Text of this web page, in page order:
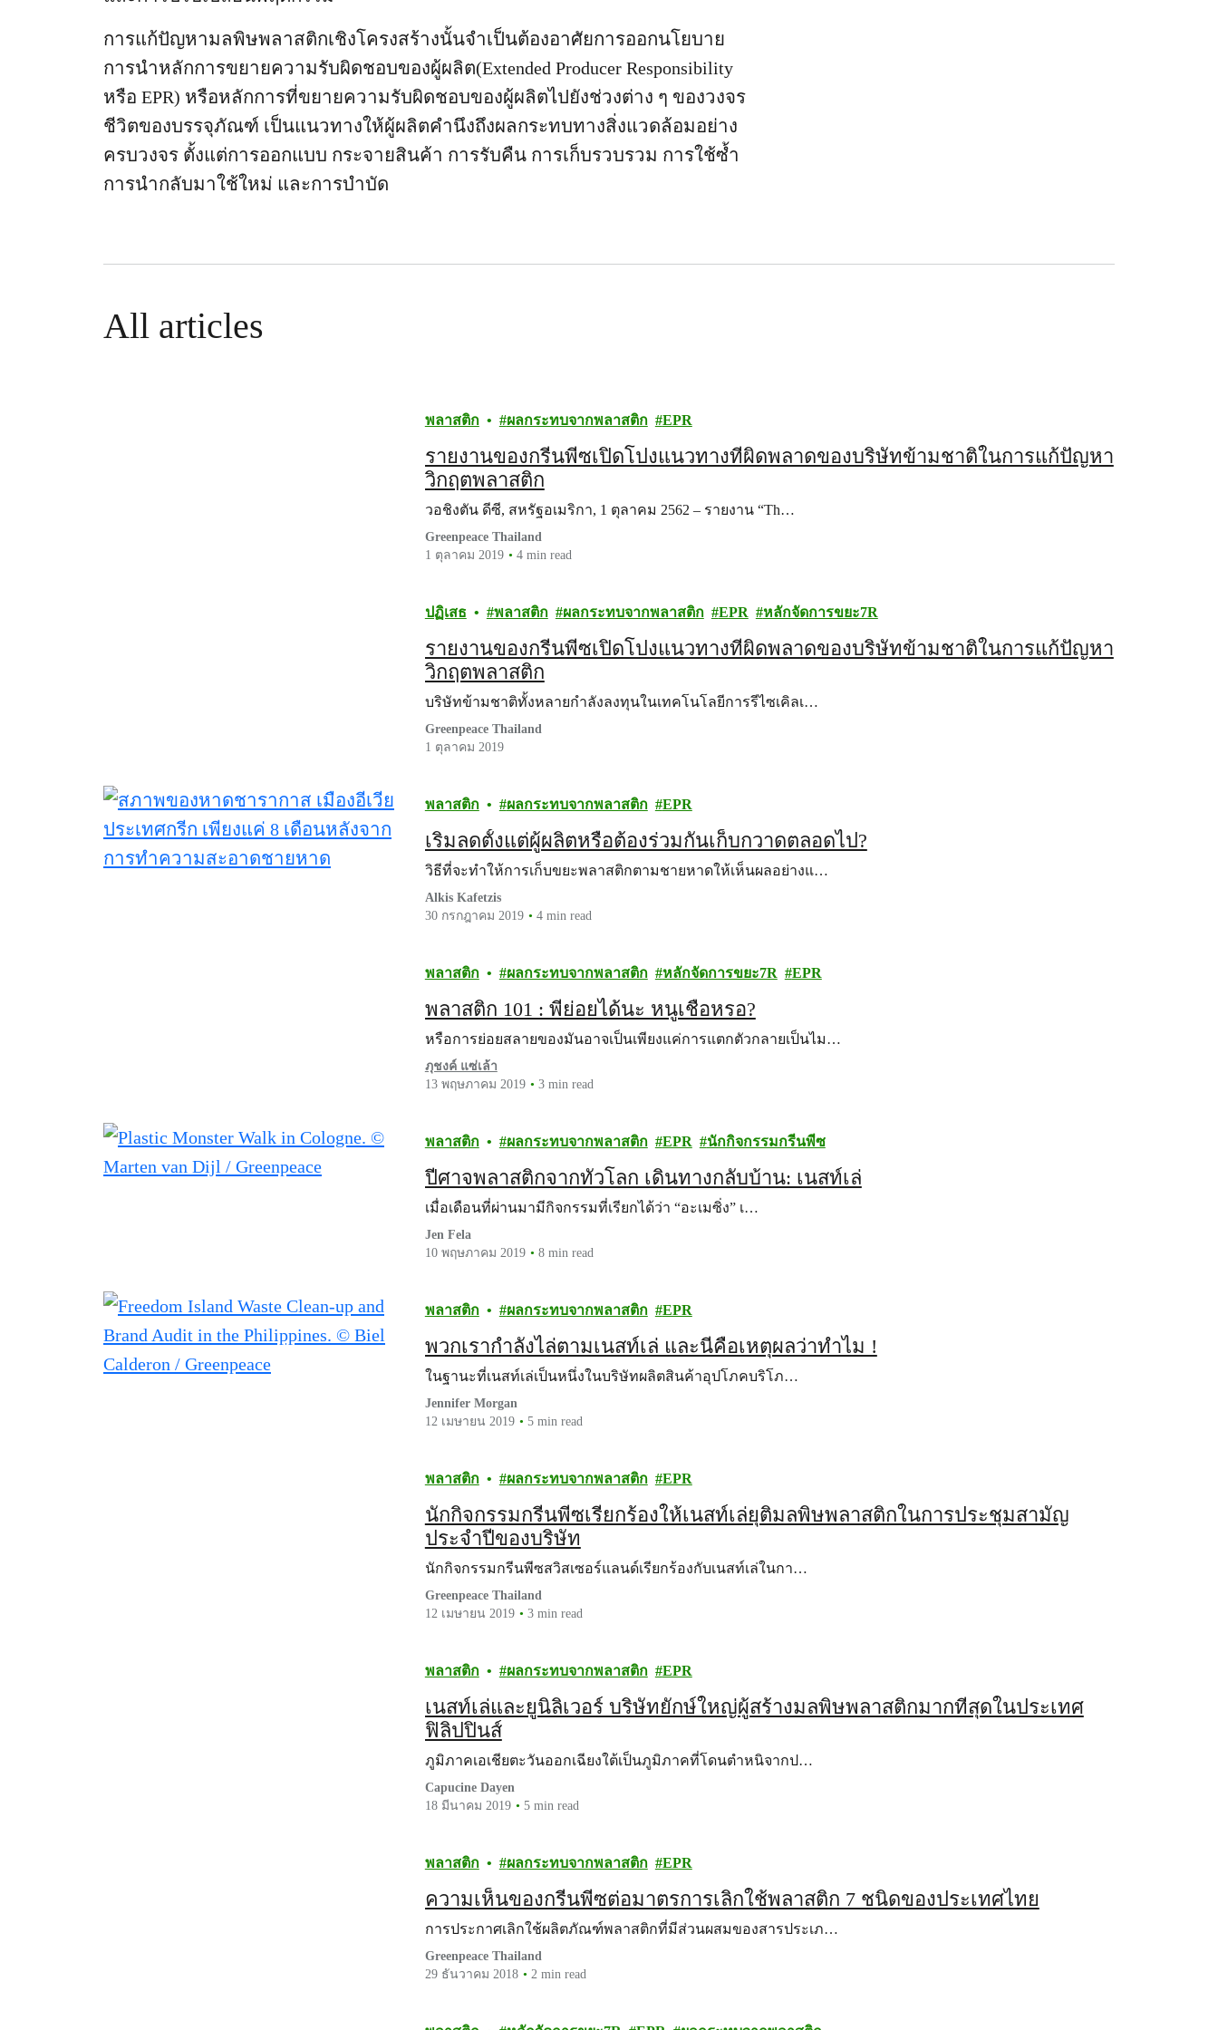
การแก้ปัญหามลพิษพลาสติกเชิงโครงสร้างนั้นจำเป็นต้องอาศัยการออกนโยบาย
การนำหลักการขยายความรับผิดชอบของผู้ผลิต(Extended Producer Responsibility
หรือ EPR) หรือหลักการที่ขยายความรับผิดชอบของผู้ผลิตไปยังช่วงต่าง ๆ ของวงจร
ชีวิตของบรรจุภัณฑ์ เป็นแนวทางให้ผู้ผลิตคำนึงถึงผลกระทบทางสิ่งแวดล้อมอย่าง
ครบวงจร ตั้งแต่การออกแบบ กระจายสินค้า​ การรับคืน การเก็บรวบรวม การใช้ซ้ำ
การนำกลับมาใช้ใหม่ และการบำบัด
All articles
พลาสติก ผลกระทบจากพลาสติก EPR
รายงานของกรีนพีซเปิดโปงแนวทางที่ผิดพลาดของบริษัทข้ามชาติในการแก้ปัญหา
วิกฤตพลาสติก
วอชิงตัน ดีซี, สหรัฐอเมริกา, 1 ตุลาคม 2562 – รายงาน “Th…
Greenpeace Thailand
1 ตุลาคม 2019
4 min read
ปฏิเสธ พลาสติก ผลกระทบจากพลาสติก EPR หลักจัดการขยะ7R
รายงานของกรีนพีซเปิดโปงแนวทางที่ผิดพลาดของบริษัทข้ามชาติในการแก้ปัญหา
วิกฤตพลาสติก
บริษัทข้ามชาติทั้งหลายกำลังลงทุนในเทคโนโลยีการรีไซเคิลเ…
Greenpeace Thailand
1 ตุลาคม 2019
พลาสติก ผลกระทบจากพลาสติก EPR
เริ่มลดตั้งแต่ผู้ผลิตหรือต้องร่วมกันเก็บกวาดตลอดไป?
วิธีที่จะทำให้การเก็บขยะพลาสติกตามชายหาดให้เห็นผลอย่างแ…
Alkis Kafetzis
30 กรกฎาคม 2019
4 min read
พลาสติก ผลกระทบจากพลาสติก หลักจัดการขยะ7R EPR
พลาสติก 101 : พี่ย่อยได้นะ หนูเชื่อหรอ?
หรือการย่อยสลายของมันอาจเป็นเพียงแค่การแตกตัวกลายเป็นไม…
ภุชงค์ แซ่เล้า
13 พฤษภาคม 2019
3 min read
พลาสติก ผลกระทบจากพลาสติก EPR นักกิจกรรมกรีนพีซ
ปีศาจพลาสติกจากทั่วโลก เดินทางกลับบ้าน: เนสท์เล่
เมื่อเดือนที่ผ่านมามีกิจกรรมที่เรียกได้ว่า “อะเมซิ่ง” เ…
Jen Fela
10 พฤษภาคม 2019
8 min read
พลาสติก ผลกระทบจากพลาสติก EPR
พวกเรากำลังไล่ตามเนสท์เล่ และนี่คือเหตุผลว่าทำไม !
ในฐานะที่เนสท์เล่เป็นหนึ่งในบริษัทผลิตสินค้าอุปโภคบริโภ…
Jennifer Morgan
12 เมษายน 2019
5 min read
พลาสติก ผลกระทบจากพลาสติก EPR
นักกิจกรรมกรีนพีซเรียกร้องให้เนสท์เล่ยุติมลพิษพลาสติกในการประชุมสามัญ
ประจำปีของบริษัท
นักกิจกรรมกรีนพีซสวิสเซอร์แลนด์เรียกร้องกับเนสท์เล่ในกา…
Greenpeace Thailand
12 เมษายน 2019
3 min read
พลาสติก ผลกระทบจากพลาสติก EPR
เนสท์เล่และยูนิลิเวอร์ บริษัทยักษ์ใหญ่ผู้สร้างมลพิษพลาสติกมากที่สุดในประเทศ
ฟิลิปปินส์
ภูมิภาคเอเชียตะวันออกเฉียงใต้เป็นภูมิภาคที่โดนตำหนิจากป…
Capucine Dayen
18 มีนาคม 2019
5 min read
พลาสติก ผลกระทบจากพลาสติก EPR
ความเห็นของกรีนพีซต่อมาตรการเลิกใช้พลาสติก 7 ชนิดของประเทศไทย
การประกาศเลิกใช้ผลิตภัณฑ์พลาสติกที่มีส่วนผสมของสารประเภ…
Greenpeace Thailand
29 ธันวาคม 2018
2 min read